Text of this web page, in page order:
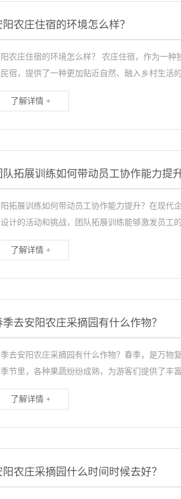
阳农庄住宿的环境怎么样？
农庄住宿的环境怎么样？ 农庄住宿，作为一
宿，提供了一种更加贴近自然、融入乡村生活
了解详情 +
队拓展训练如何带动员工协作能力提升
拓展训练如何带动员工协作能力提升？在现代
计的活动和挑战，团队拓展训练能够激发员工
了解详情 +
季去安阳农庄采摘园有什么作物？
去安阳农庄采摘园有什么作物？春季，是万物
节里，各种果蔬纷纷成熟，为游客们提供了丰
了解详情 +
阳农庄采摘园什么时间时候去好？